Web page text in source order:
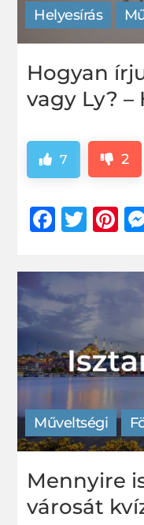
Helyesírás
Hogyan
vagy Ly? –
7 2
Műveltségi
Mennyire
városát